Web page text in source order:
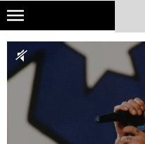
Skip
main
content
NATIONAL GEOGRAPHIC
TRAVELER
PODCASTY